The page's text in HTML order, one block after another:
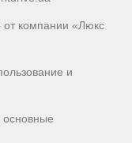
от компании «Люкс
и